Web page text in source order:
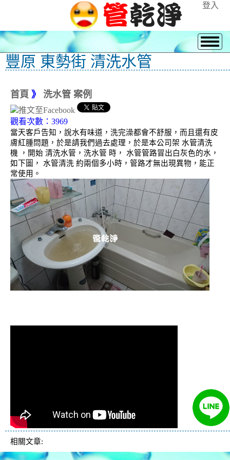
登入
豐原 東勢街 清洗水管
首頁 》 洗水管 案例
觀看次數：3969
當天客戶告知，說水有味道，洗完澡都會不舒服，而且還有皮
膚紅腫問題，於是請我們過去處理，於是本公司架 水管清洗
機 ，開始 清洗水管，洗水管 時， 水管管路冒出白灰色的水，
如下圖， 水管清洗 約兩個多小時，管路才無出現異物，能正
常使用。
相關文章: